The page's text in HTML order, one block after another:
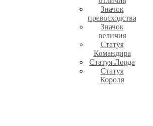
Значок
превосходства
Значок
величия
Статуя
Командира
Статуя Лорда
Статуя
Короля